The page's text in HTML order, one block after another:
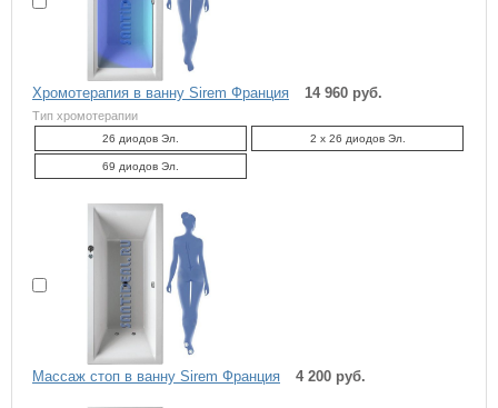
Хромотерапия в ванну Sirem Франция 14 960 руб.
Тип хромотерапии
26 диодов Эл. 2 x 26 диодов Эл.
69 диодов Эл.
Массаж стоп в ванну Sirem Франция 4 200 руб.